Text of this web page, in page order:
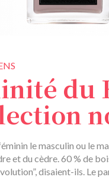
du
le masculin ou le
et du cèdre. 60 % de
disaient-ils. Le